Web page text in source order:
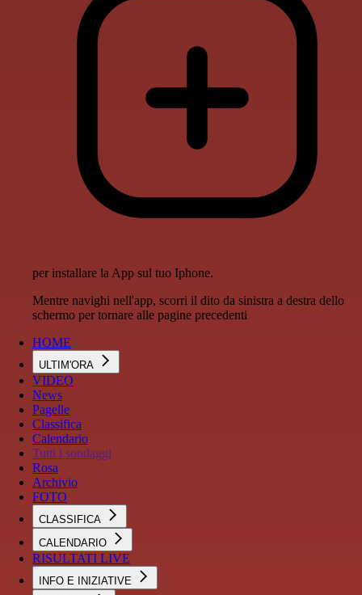
per installare la App sul tuo Iphone.
Mentre navighi nell'app, scorri il dito da sinistra a destra dello
schermo per tornare alle pagine precedenti
HOME
ULTIM'ORA
VIDEO
News
Pagelle
Classifica
Calendario
Tutti i sondaggi
Rosa
Archivio
FOTO
CLASSIFICA
CALENDARIO
RISULTATI LIVE
INFO E INIZIATIVE